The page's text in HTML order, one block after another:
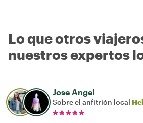
Lo que otros
nuestros expertos
Jose Angel
Sobre el anfitrión local